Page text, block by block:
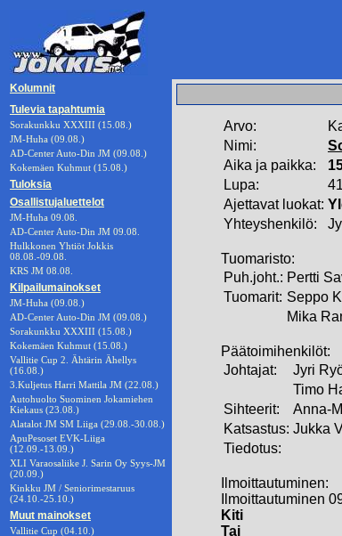
Kolumnit
Tulevia tapahtumia
Sorakunkku XXXIII (15.08.)
JM-Huha (09.08.)
AD-Center Auto-Din JM (09.08.)
Kokemäen Kuhmut (15.08.)
Tuloksia
Osallistujaluettelot
JM-Huha 09.08.
AD-Center Auto-Din JM 09.08.
Hulkkonen Yhtiöt Jokkis
08.08.-09.08.
KRS JM 08.08.
Kilpailumainokset
JM-Huha (09.08.)
AD-Center Auto-Din JM (09.08.)
Sorakunkku XXXIII (15.08.)
Kokemäen Kuhmut (15.08.)
Vallitie Cup 2. Ähtärin Ähellys
(16.08.)
3.Kuljetus Harri Mattila JM (22.08.)
Autohuolto Suominen Jokamiehen
Kiekaus (23.08.)
Alatalot JM SM Liiga (29.08.-30.08.)
ApuPesoset EVK-Liiga
(12.09.-13.09.)
XLI Varaosaliike J. Sarin Oy Syys-JM
(20.09.)
Kinkku JM / Seniorimestaruus
(24.10.-25.10.)
Muut mainokset
Vallitie Cup (04.10.)
Arvo:
Nimi:
Aika ja paikka:
Lupa:
Ajettavat luokat:
Yhteyshenkilö:
Tuomaristo:
Puh.joht.: Pertti
Tuomarit: Seppo
Mika
Päätoimihenkilöt:
Johtajat:
Jyri
Timo
Sihteerit:
Anna-
Katsastus: Jukka
Tiedotus:
Ilmoittautuminen:
Ilmoittautuminen
Kiti
Tai